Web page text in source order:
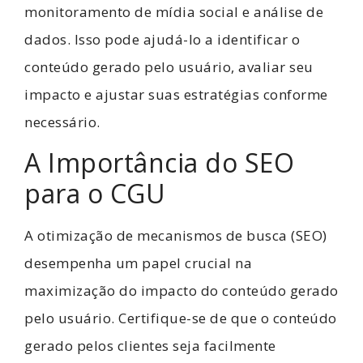
monitoramento de mídia social e análise de
dados. Isso pode ajudá-lo a identificar o
conteúdo gerado pelo usuário, avaliar seu
impacto e ajustar suas estratégias conforme
necessário.
A Importância do SEO
para o CGU
A otimização de mecanismos de busca (SEO)
desempenha um papel crucial na
maximização do impacto do conteúdo gerado
pelo usuário. Certifique-se de que o conteúdo
gerado pelos clientes seja facilmente